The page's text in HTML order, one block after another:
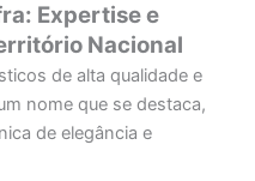
Expertise e
Nacional
de alta qualidade e
nome que se destaca,
de elegância e